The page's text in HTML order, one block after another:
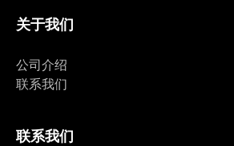
关于我们
公司介绍
联系我们
联系我们